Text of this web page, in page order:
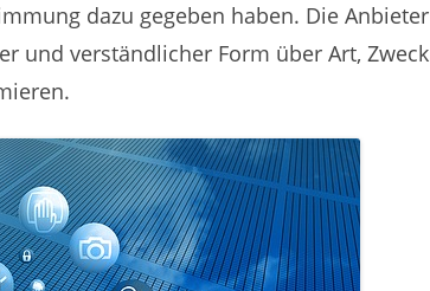
dazu gegeben haben. Die Anbieter
und verständlicher Form über Art, Zweck